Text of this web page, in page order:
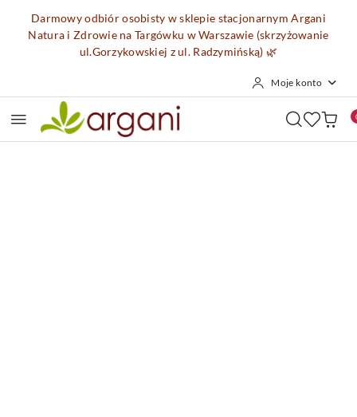
Przejdź do treści głównej
Przejdź do wyszukiwarki
Przejdź do moje konto
Przejdź do menu głównego
Przejdź do opisu produktu
Przejdź do stopki
Darmowy odbiór osobisty w sklepie stacjonarnym Argani
Natura i Zdrowie na Targówku w Warszawie (skrzyżowanie
ul.Gorzykowskiej z ul. Radzymińską) 🌿
Moje konto